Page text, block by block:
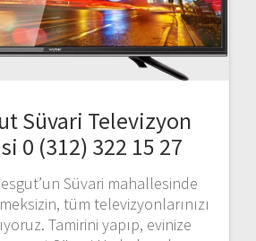
Süvari Televizyon
0 (312) 322 15 27
Süvari mahallesinde
tüm televizyonlarınızı
Tamirini yapıp, evinize